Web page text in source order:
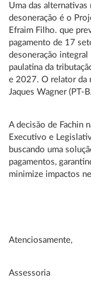
Uma das alternativas
desoneração é o
Efraim Filho. que
pagamento de 17
desoneração integral
paulatina da
e 2027. O relator da
Jaques Wagner (PT-
A decisão de Fachin
Executivo e
buscando uma
pagamentos,
minimize impactos
Atenciosamente,
Assessoria